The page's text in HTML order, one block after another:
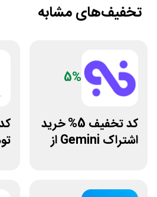
تخفیف‌های مشابه
5%
کد تخفیف 5% خرید
اشتراک Gemini از